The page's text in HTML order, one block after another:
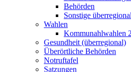
Behörden
Sonstige
Wahlen
Kommunahlwahlen
Gesundheit (überregional)
Überörtliche Behörden
Notruftafel
Satzungen